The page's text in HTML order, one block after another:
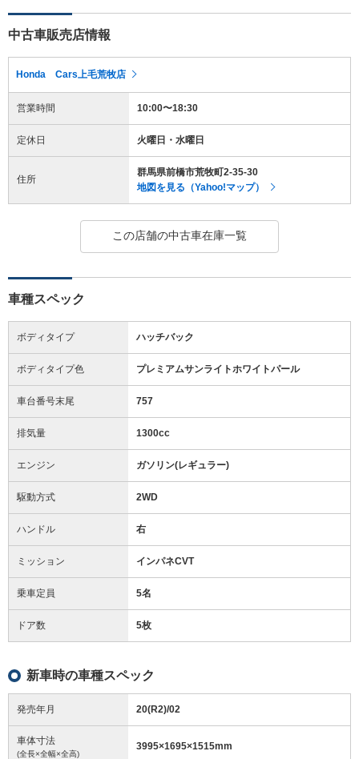
中古車販売店情報
Honda Cars上毛荒牧店
営業時間 10:00〜18:30
定休日 火曜日・水曜日
住所
群馬県前橋市荒牧町2-35-30
地図を見る（Yahoo!マップ）
この店舗の中古車在庫一覧
車種スペック
ボディタイプ ハッチバック
ボディタイプ色 プレミアムサンライトホワイトパール
車台番号末尾 757
排気量 1300cc
エンジン ガソリン(レギュラー)
駆動方式 2WD
ハンドル 右
ミッション インパネCVT
乗車定員 5名
ドア数 5枚
新車時の車種スペック
発売年月 20(R2)/02
車体寸法
(全長×全幅×全高)
3995×1695×1515mm